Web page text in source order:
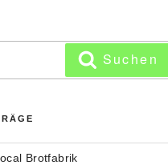
Suchen
Brotfabrik